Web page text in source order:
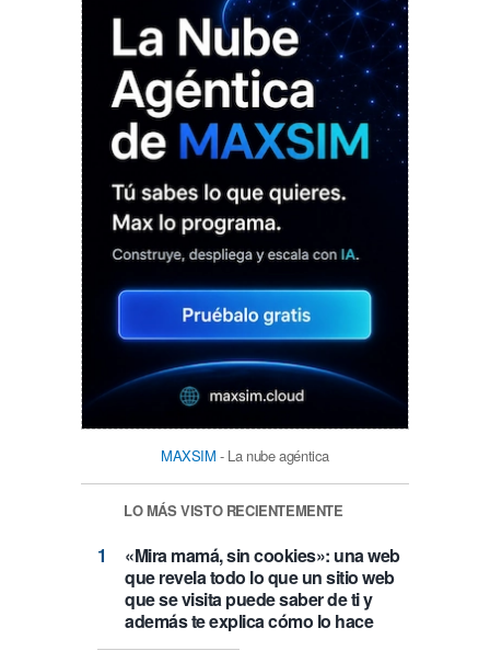
MAXSIM - La nube agéntica
LO MÁS VISTO RECIENTEMENTE
«Mira mamá, sin cookies»: una web
que revela todo lo que un sitio web
que se visita puede saber de ti y
además te explica cómo lo hace